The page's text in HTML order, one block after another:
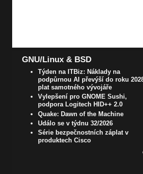
GNU/Linux & BSD
Týden na ITBiz: Náklady na
podpůrnou AI převýší do roku
plat samotného vývojáře
Vylepšení pro GNOME Sushi,
podpora Logitech HID++ 2.0
Quake: Dawn of the Machine
Událo se v týdnu 32/2026
Série bezpečnostních záplat v
produktech Cisco